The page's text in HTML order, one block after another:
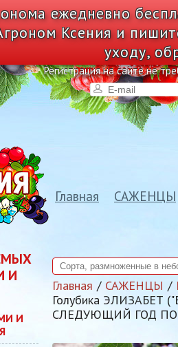
ежедневно
Ксения и
уходу,
Регистрация на сайте не
Главная САЖЕНЦЫ
И
И
Главная САЖЕНЦЫ
Голубика
СЛЕДУЮЩИЙ ГОД